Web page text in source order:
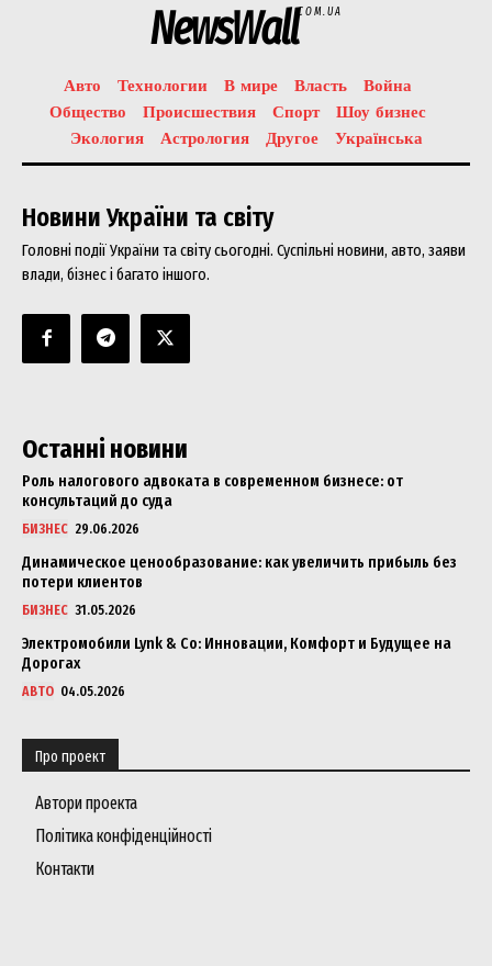
NewsWallCOM.UA
Авто Технологии В мире Власть
Война
Общество
Происшествия Спорт
Шоу бизнес
Экология
Астрология Другое Українська
Новини України та світу
Головні події України та світу сьогодні. Суспільні новини, авто, заяви
влади, бізнес і багато іншого.
Останні новини
Роль налогового адвоката в современном бизнесе: от
консультаций до суда
БИЗНЕС 29.06.2026
Динамическое ценообразование: как увеличить прибыль без
потери клиентов
БИЗНЕС 31.05.2026
Электромобили Lynk & Co: Инновации, Комфорт и Будущее на
Дорогах
АВТО 04.05.2026
Про проект
Автори проекта
Політика конфіденційності
Контакти